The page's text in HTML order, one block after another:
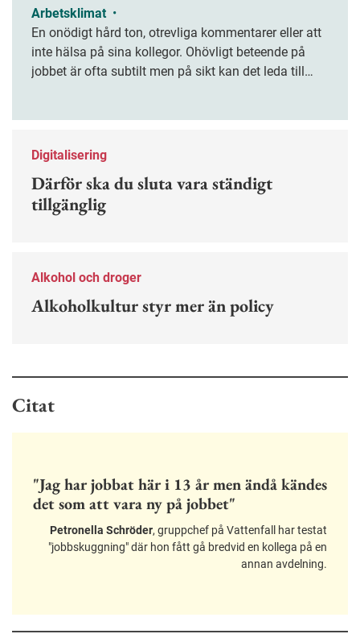
Arbetsklimat •
En onödigt hård ton, otrevliga kommentarer eller att
inte hälsa på sina kollegor. Ohövligt beteende på
jobbet är ofta subtilt men på sikt kan det leda till
Digitalisering
Därför ska du sluta vara ständigt
tillgänglig
Alkohol och droger
Alkoholkultur styr mer än policy
Citat
"Jag har jobbat här i 13 år men ändå kändes
det som att vara ny på jobbet"
Petronella Schröder, gruppchef på Vattenfall har testat
"jobbskuggning" där hon fått gå bredvid en kollega på en
annan avdelning.